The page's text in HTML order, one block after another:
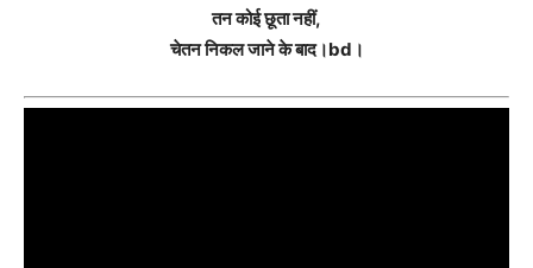
तन कोई छूता नहीं,
चेतन निकल जाने के बाद।bd।